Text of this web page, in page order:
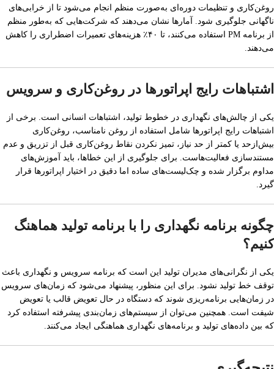
روغن‌کاری و تنظیمات دوره‌ای به‌صورت منظم انجام می‌شود تا از خرابی‌های
ناگهانی جلوگیری شود. آمارها نشان می‌دهند که شرکت‌هایی که به‌طور منظم
از برنامه PM استفاده می‌کنند، تا ۴۰٪ هزینه‌های تعمیرات اضطراری را کاهش
می‌دهند.
اشتباهات رایج اپراتورها در روغن‌کاری و سرویس
یکی از چالش‌های نگهداری در خطوط تولید، اشتباهات انسانی است. برخی از
اشتباهات رایج اپراتورها شامل استفاده از روغن نامناسب، روغن‌کاری
بیش‌ازحد یا کمتر از حد نیاز، تمیز نکردن نقاط روغن‌کاری قبل از تزریق و عدم
مستندسازی فعالیت‌هاست. برای جلوگیری از این خطاها، باید آموزش‌های
مداوم برگزار شده و چک‌لیست‌های ساده اما دقیق در اختیار اپراتورها قرار
گیرد.
چگونه برنامه نگهداری را با برنامه تولید هماهنگ
کنیم؟
یکی از نگرانی‌های مدیران تولید این است که برنامه سرویس و نگهداری باعث
توقف خط تولید نشود. برای این منظور، پیشنهاد می‌شود که زمان‌های سرویس
در زمان‌هایی برنامه‌ریزی شوند که دستگاه در حال تعویض قالب یا تعویض
شیفت است. همچنین می‌توان از سیستم‌های زمان‌بندی پیشرفته استفاده کرد
که بین داده‌های تولید و برنامه‌های نگهداری هماهنگی ایجاد می‌کنند.